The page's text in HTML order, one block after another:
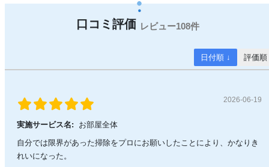
108件
日付順 ↓ 評価順
2026-06-19
実施サービス名:
お部屋全体
自分では限界があった掃除をプロにお願いしたことにより、かなりき
れいになった。